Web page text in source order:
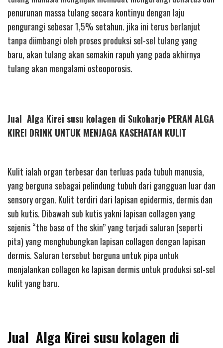
penurunan massa tulang secara kontinyu dengan laju
pengurangi sebesar 1,5% setahun. jika ini terus berlanjut
tanpa diimbangi oleh proses produksi sel-sel tulang yang
baru, akan tulang akan semakin rapuh yang pada akhirnya
tulang akan mengalami osteoporosis.
Jual Alga Kirei susu kolagen di Sukoharjo PERAN ALGA
KIREI DRINK UNTUK MENJAGA KASEHATAN KULIT
Kulit ialah organ terbesar dan terluas pada tubuh manusia,
yang berguna sebagai pelindung tubuh dari gangguan luar dan
sensory organ. Kulit terdiri dari lapisan epidermis, dermis dan
sub kutis. Dibawah sub kutis yakni lapisan collagen yang
sejenis “the base of the skin” yang terjadi saluran (seperti
pita) yang menghubungkan lapisan collagen dengan lapisan
dermis. Saluran tersebut berguna untuk pipa untuk
menjalankan collagen ke lapisan dermis untuk produksi sel-sel
kulit yang baru.
Jual Alga Kirei susu kolagen di